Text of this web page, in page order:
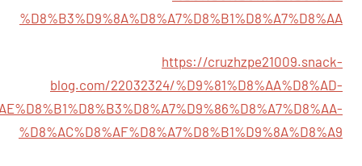
%D8%B3%D9%8A%D8%A7%D8%B1%D8%A7%D8%AA
https://cruzhzpe21009.snack-
blog.com/22032324/%D9%81%D8%AA%D8%AD-
%D8%AC%D8%AF%D8%A7%D8%B1%D9%8A%D8%A9